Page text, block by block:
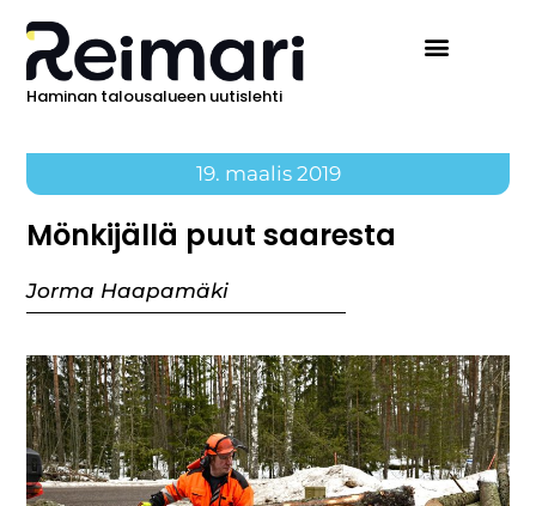
Haminan talousalueen uutislehti
19. maalis 2019
Mönkijällä puut saaresta
Jorma Haapamäki